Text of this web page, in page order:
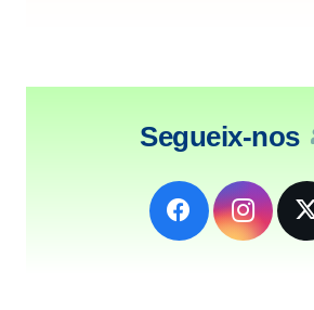
Segueix-nos